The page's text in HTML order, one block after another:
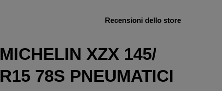
Recensioni dello store
MICHELIN XZX 145/
R15 78S PNEUMATICI